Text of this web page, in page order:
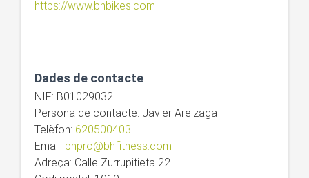
https://www.bhbikes.com
Dades de contacte
NIF: B01029032
Persona de contacte: Javier Areizaga
Telèfon: 620500403
Email: bhpro@bhfitness.com
Adreça: Calle Zurrupitieta 22